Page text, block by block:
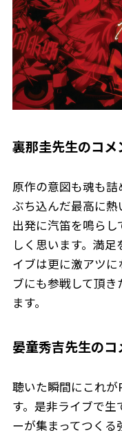
裏那圭先生のコメ
原作の意図も魂も
ぶち込んだ最高に熱
出発に汽笛を鳴ら
しく思います。満
イブは更に激アツ
ブにも参戦して頂
ます。
晏童秀吉先生の
聴いた瞬間にこれ
す。是非ライブで
ーが集まってつく